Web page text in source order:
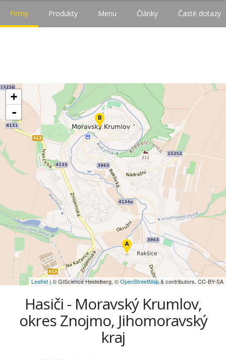
Firmy Produkty Menu Články Časté dotazy
+
-
Leaflet | © GIScience Heidelberg, ©OpenStreetMap& contributors, CC-BY-SA
Hasiči - Moravský Krumlov,
okres Znojmo, Jihomoravský
kraj